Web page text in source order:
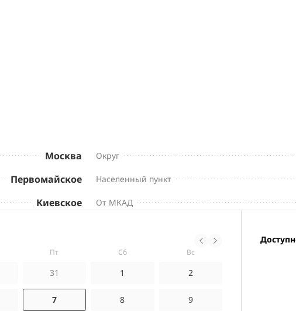
Москва Округ
Первомайское Населенный пункт
Киевское От МКАД
пт сб вс
31 1 2
7 8 9